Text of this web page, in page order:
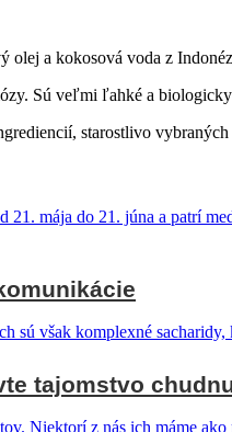
olej a kokosová voda z
Sú veľmi ľahké a
starostlivo
tajomstvo